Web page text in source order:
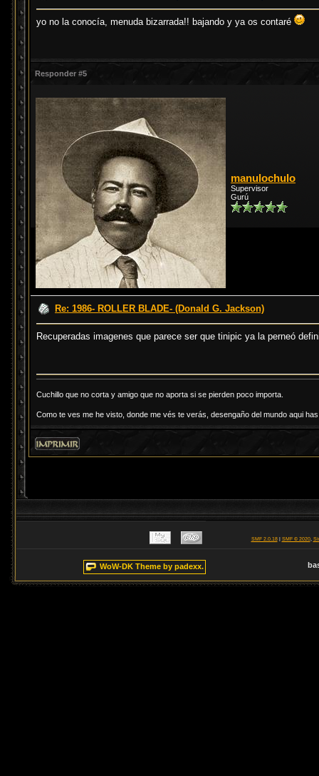
yo no la conocía, menuda bizarrada!! bajando y ya os contaré
Responder #5
manulochulo
Supervisor
Gurú
Re: 1986- ROLLER BLADE- (Donald G. Jackson)
Recuperadas imagenes que parece ser que tinipic ya la perneó
Cuchillo que no corta y amigo que no aporta si se pierden poco importa.
Como te ves me he visto, donde me vés te verás, desengaño del mundo aqui
SMF 2.0.18| SMF © 2020,
WoW-DK Theme by padexx.